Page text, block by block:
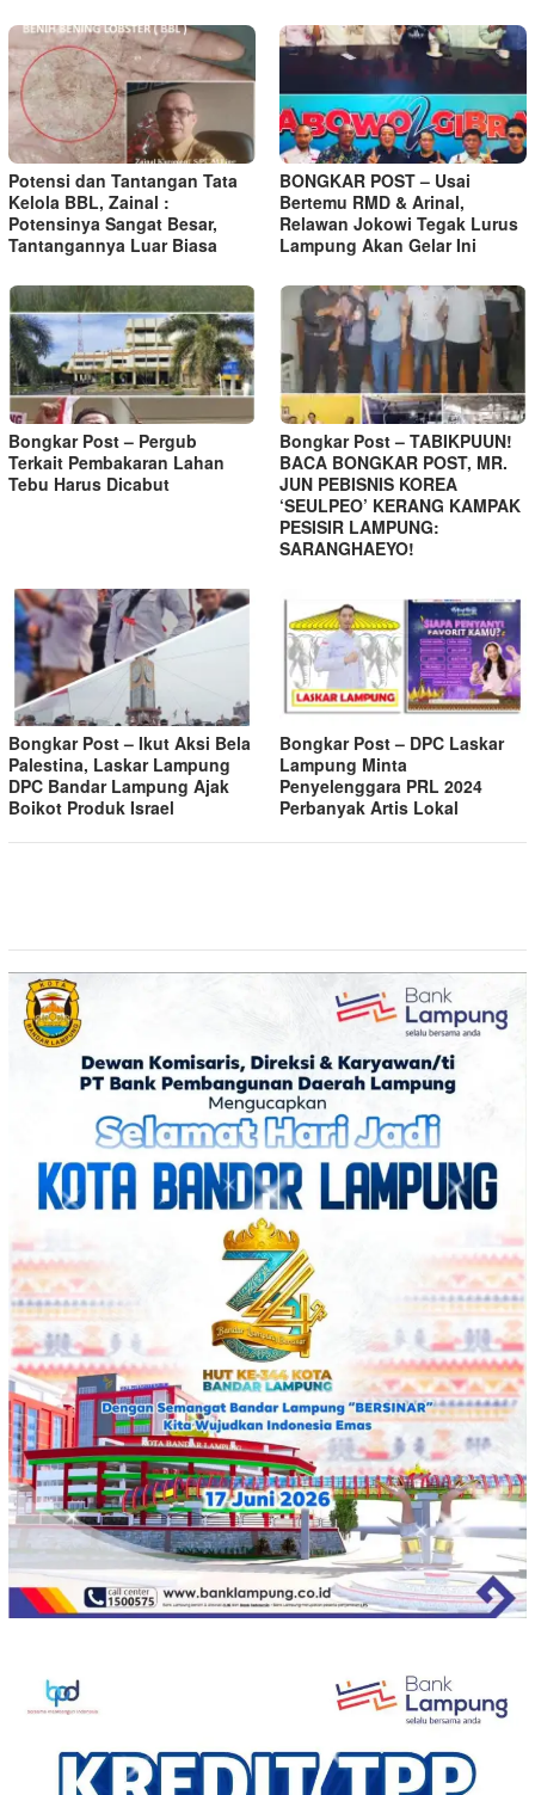
Potensi dan Tantangan Tata
Kelola BBL, Zainal :
Potensinya Sangat Besar,
Tantangannya Luar Biasa
BONGKAR POST – Usai
Bertemu RMD & Arinal,
Relawan Jokowi Tegak Lurus
Lampung Akan Gelar Ini
Bongkar Post – Pergub
Terkait Pembakaran Lahan
Tebu Harus Dicabut
Bongkar Post – TABIKPUUN!
BACA BONGKAR POST, MR.
JUN PEBISNIS KOREA
‘SEULPEO’ KERANG KAMPAK
PESISIR LAMPUNG:
SARANGHAEYO!
Bongkar Post – Ikut Aksi Bela
Palestina, Laskar Lampung
DPC Bandar Lampung Ajak
Boikot Produk Israel
Bongkar Post – DPC Laskar
Lampung Minta
Penyelenggara PRL 2024
Perbanyak Artis Lokal